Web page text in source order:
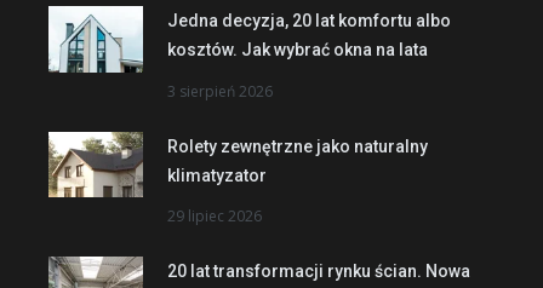
Jedna decyzja, 20 lat komfortu albo
kosztów. Jak wybrać okna na lata
3 sierpień 2026
Rolety zewnętrzne jako naturalny
klimatyzator
29 lipiec 2026
20 lat transformacji rynku ścian. Nowa